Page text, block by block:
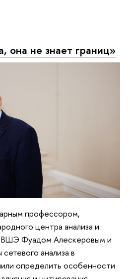
она не знает границ»
профессором,
центра анализа и
Фуадом Алескеровым и
анализа в
определить особенности